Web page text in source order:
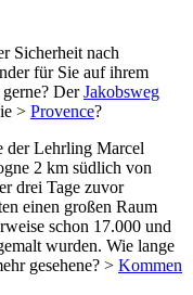
Sicherheit nach
für Sie auf ihrem
DerJakobsweg
> Provence?
der Lehrling Marcel
2 km südlich von
drei Tage zuvor
einen großen Raum
schon 17.000 und
wurden. Wie lange
gesehene? > Kommen